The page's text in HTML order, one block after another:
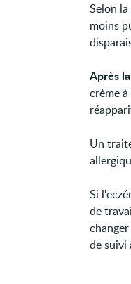
Selon
moins
Après
crème
Un
Si
de
de suivi